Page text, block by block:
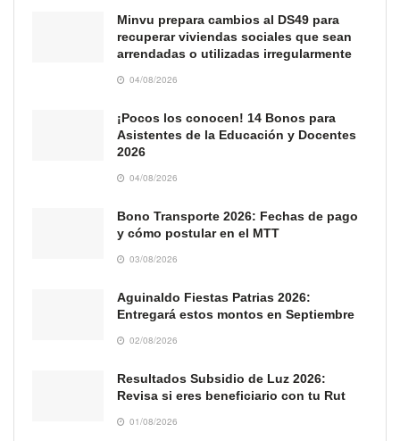
Minvu prepara cambios al DS49 para
recuperar viviendas sociales que sean
arrendadas o utilizadas irregularmente
04/08/2026
¡Pocos los conocen! 14 Bonos para
Asistentes de la Educación y Docentes
2026
04/08/2026
Bono Transporte 2026: Fechas de pago
y cómo postular en el MTT
03/08/2026
Aguinaldo Fiestas Patrias 2026:
Entregará estos montos en Septiembre
02/08/2026
Resultados Subsidio de Luz 2026:
Revisa si eres beneficiario con tu Rut
01/08/2026